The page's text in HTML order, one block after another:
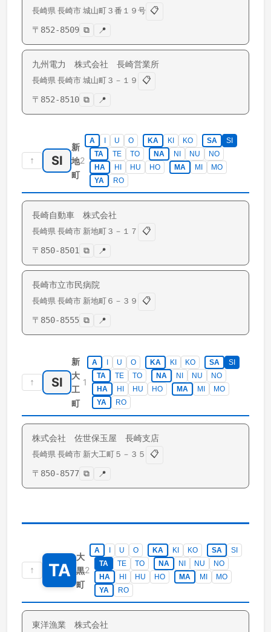
長崎県 長崎市 城山町 ３番１９号 📋
〒 852-8509 ⧉ 📍
九州電力 株式会社 長崎営業所
長崎県 長崎市 城山町 ３－１９
📋
〒 852-8510 ⧉ 📍
↑ SI
新
地
町
2
A U O KA KI KO SA
SI
TA
TE TO NA NI NU
NO
HA
HI HU HO MA MI
MO
YA
RO
長崎自動車 株式会社
長崎県 長崎市 新地町 ３－１７
📋
〒 850-8501 ⧉ 📍
長崎市立市民病院
長崎県 長崎市 新地町 ６－３９
📋
〒 850-8555 ⧉ 📍
↑ SI
新
大
工
町
1
A U O KA KI KO SA
SI
TA
TE TO NA NI NU
NO
HA
HI HU HO MA MI
MO
YA
RO
株式会社 佐世保玉屋 長崎支店
長崎県 長崎市 新大工町 ５－３５
📋
〒 850-8577 ⧉ 📍
↑ TA
大
黒
町
2
A U O KA KI KO SA
SI
TA
TE TO NA NI NU
NO
HA
HI HU HO MA MI
MO
YA
RO
東洋漁業 株式会社